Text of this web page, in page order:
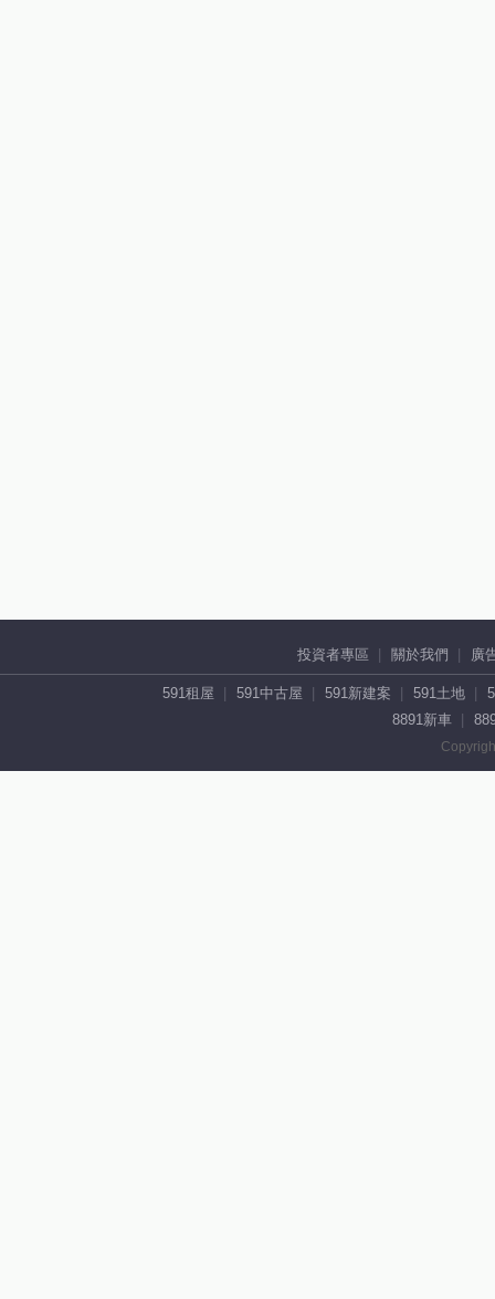
投資者專區 關於我們 廣
591租屋 591中古屋 591新建案 591土地
8891新車